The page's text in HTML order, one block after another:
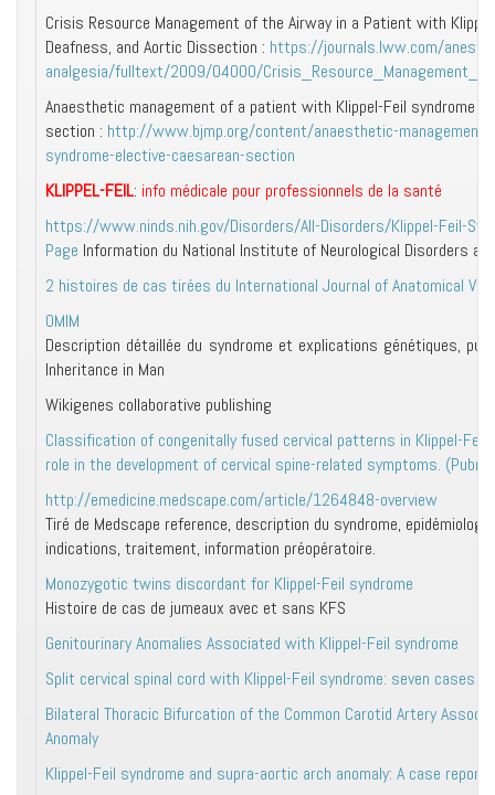
Crisis Resource Management of the Airway in a Patient with
Deafness, and Aortic Dissection : https://journals.lww.com/
analgesia/fulltext/2009/04000/
Anaesthetic management of a patient with Klippel-Feil syndrome
section : http://www.bjmp.org/content/anaesthetic-
syndrome-elective-caesarean-section
KLIPPEL-FEIL: info médicale pour professionnels de la santé
https://www.ninds.nih.gov/Disorders/All-Disorders/Klippel-Feil-
Page Information du National Institute of Neurological Disorders
2 histoires de cas tirées du International Journal of Anatomical
OMIM
Description détaillée du syndrome et explications génétiques,
Inheritance in Man
Wikigenes collaborative publishing
Classification of congenitally fused cervical patterns in Klippel-Feil
role in the development of cervical spine-related symptoms.
http://emedicine.medscape.com/article/1264848-overview
Tiré de Medscape reference, description du syndrome,
indications, traitement, information préopératoire.
Monozygotic twins discordant for Klippel-Feil syndrome
Histoire de cas de jumeaux avec et sans KFS
Genitourinary Anomalies Associated with Klippel-Feil syndrome
Split cervical spinal cord with Klippel-Feil syndrome: seven cases
Bilateral Thoracic Bifurcation of the Common Carotid Artery
Anomaly
Klippel-Feil syndrome and supra-aortic arch anomaly: A case report